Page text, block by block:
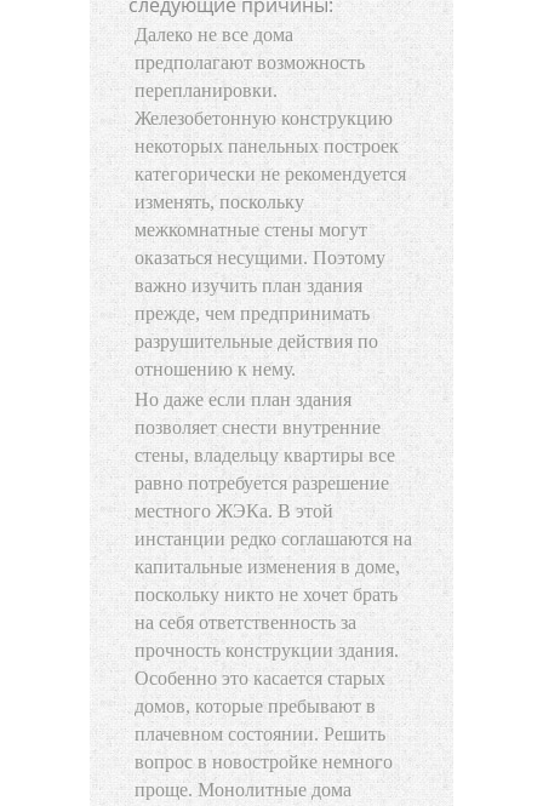
Далеко не все дома
предполагают возможность
перепланировки.
Железобетонную конструкцию
некоторых панельных построек
категорически не рекомендуется
изменять, поскольку
межкомнатные стены могут
оказаться несущими. Поэтому
важно изучить план здания
прежде, чем предпринимать
разрушительные действия по
отношению к нему.
Но даже если план здания
позволяет снести внутренние
стены, владельцу квартиры все
равно потребуется разрешение
местного ЖЭКа. В этой
инстанции редко соглашаются на
капитальные изменения в доме,
поскольку никто не хочет брать
на себя ответственность за
прочность конструкции здания.
Особенно это касается старых
домов, которые пребывают в
плачевном состоянии. Решить
вопрос в новостройке немного
проще. Монолитные дома